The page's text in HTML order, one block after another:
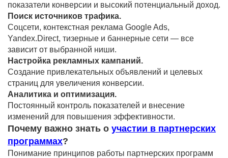
показатели конверсии и высокий потенциальный доход.
Поиск источников трафика.
Соцсети, контекстная реклама Google Ads,
Yandex.Direct, тизерные и баннерные сети — все
зависит от выбранной ниши.
Настройка рекламных кампаний.
Создание привлекательных объявлений и целевых
страниц для увеличения конверсии.
Аналитика и оптимизация.
Постоянный контроль показателей и внесение
изменений для повышения эффективности.
Почему важно знать о участии в партнерских
программах?
Понимание принципов работы партнерских программ